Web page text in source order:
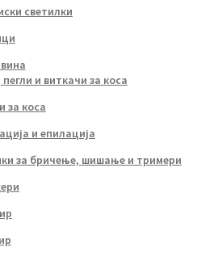
светилки
и виткачи за коса
за коса
и епилација
за бричење, шишање и тримери